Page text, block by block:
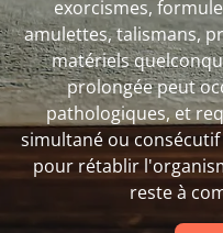
exorcismes,
amulettes, talismans,
matériels
prolongée peut
pathologiques, et
simultané ou
pour rétablir
reste à